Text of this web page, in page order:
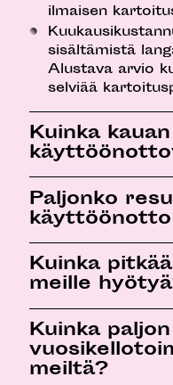
ilmaisen
sisältämistä
Alustava arvio
selviää
Kuinka kauan
Paljonko
Kuinka
meille
Kuinka
meiltä?